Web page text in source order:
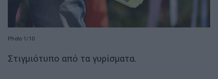
Photo 1/10
Στιγμιότυπο από τα γυρίσματα.